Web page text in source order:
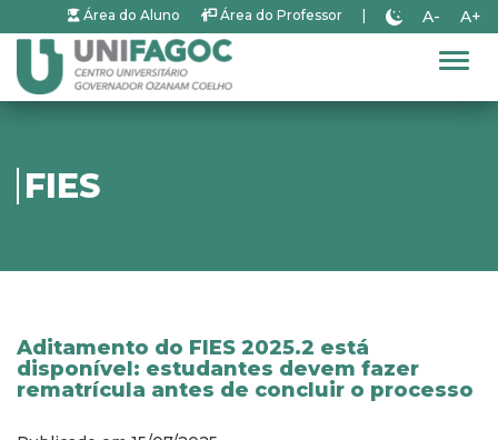
Área do Aluno Área do Professor A- A+
FIES
Aditamento do FIES 2025.2 está
disponível: estudantes devem fazer
rematrícula antes de concluir o processo